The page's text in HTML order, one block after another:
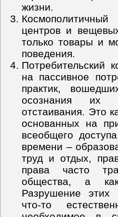
жизни.
центров и
только товары и
поведения.
Потребительский
на пассивное
практик,
осознания их
отстаивания. Это
основанных на
всеобщего
времени –
труд и отдых,
права часто
общества, а как
Разрушение этих
что-то